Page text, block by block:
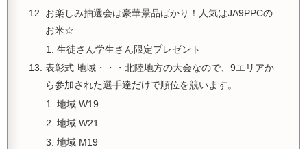
お楽しみ抽選会は豪華景品ばかり！人気はJA9PPCの
お米☆
生徒さん学生さん限定プレゼント
表彰式 地域・・・北陸地方の大会なので、9エリアか
ら参加された選手達だけで順位を競います。
地域 W19
地域 W21
地域 M19